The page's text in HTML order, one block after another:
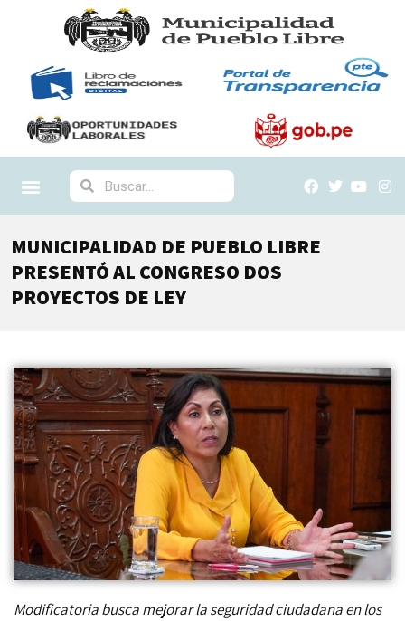
MUNICIPALIDAD DE PUEBLO LIBRE
PRESENTÓ AL CONGRESO DOS
PROYECTOS DE LEY
Modificatoria busca mejorar la seguridad ciudadana en los